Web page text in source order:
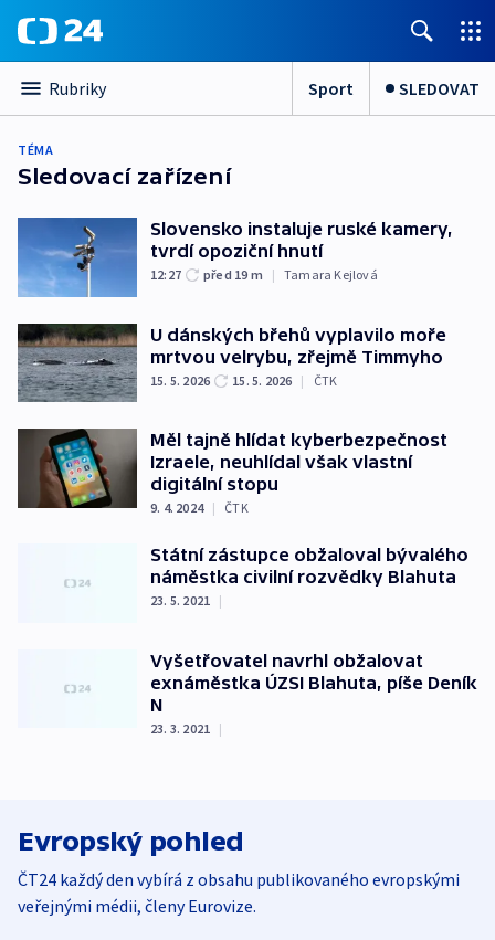
Rubriky Sport SLEDOVAT
TÉMA
Sledovací zařízení
Slovensko instaluje ruské kamery,
tvrdí opoziční hnutí
12:27 před 19 m | Tamara Kejlová
U dánských břehů vyplavilo moře
mrtvou velrybu, zřejmě Timmyho
15. 5. 2026 15. 5. 2026 | ČTK
Měl tajně hlídat kyberbezpečnost
Izraele, neuhlídal však vlastní
digitální stopu
9. 4. 2024 | ČTK
Státní zástupce obžaloval bývalého
náměstka civilní rozvědky Blahuta
23. 5. 2021 |
Vyšetřovatel navrhl obžalovat
exnáměstka ÚZSI Blahuta, píše Deník
N
23. 3. 2021 |
Evropský pohled
ČT24 každý den vybírá z obsahu publikovaného evropskými
veřejnými médii, členy Eurovize.